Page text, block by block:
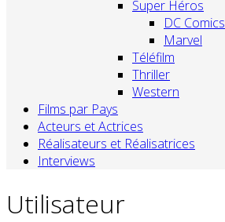
Super Héros
DC Comics
Marvel
Téléfilm
Thriller
Western
Films par Pays
Acteurs et Actrices
Réalisateurs et Réalisatrices
Interviews
Utilisateur